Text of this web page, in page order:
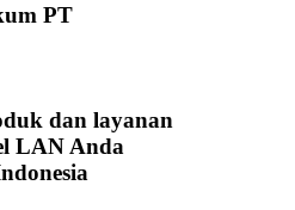
PT
dan layanan
LAN Anda